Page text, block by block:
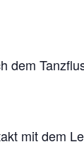
dem
mit dem